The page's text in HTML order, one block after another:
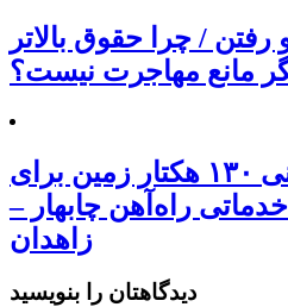
/ چرا حقوق بالاتر
مانع مهاجرت نیست؟
پیش‌بینی ۱۳۰ هکتار زمین برای
راه‌آهن چابهار –
زاهدان
دیدگاهتان را بنویسید